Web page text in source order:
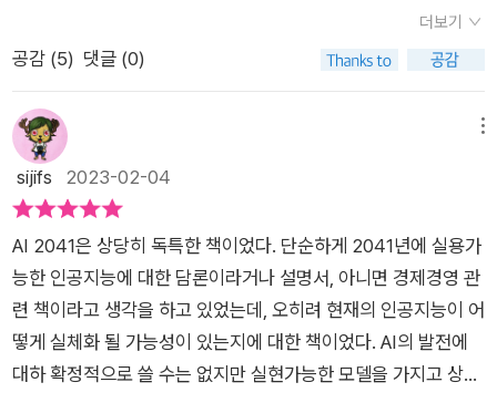
공지능 기술의 미래가 어떻게 전개될까 생각하다보면, “다음은
무엇인가?” “다음엔 무엇이 올 것인가?”라는 질문을 안 할 수가
야기2023
것이고, 그렇기에 보험회사는 각종 생활 편의 및 건강 정보를 통
해 가입자가 보험료를 청구하지 않을 상황으로 이끌어가는 상황
이 발생하는 것이다. 그와 함께 불가촉천민인 사헤지에 대한 보험
회사의 판단이 눈길을 끌었다. 인간이 아닌 기계가 차별을 한다?
인공지능이 차별 기능을 가지고 있다? 물론 이 모든 정보를 입력
하고 만든 것은 인간이다. 미래사회 속 AI 조차 인간처럼 차별과
불공평을 답습하는 상황을 보니 몸서리가 쳐졌다. 이 상황은 비단
1장뿐 아니라 4장이나 다른 장에서도 마주할 수 있다. ​ 코로나19
로 가족을 잃은 천난은 지금도 코로나 트라우마로 인한 질병공포
증에 시달리며 3년 넘게 집 밖 출입을 하지 않고 있다. 게임을 통
해 만나게 된 브라질 남친인 가르시아 로자스와 사귄 지 2년이 되
었지만, 아직도 그들은 가상공간에서만 만났지 실제 만남을 가진
각해보게 된다. 과연 인공지능이 2041년까지 인간의 지능에 얼
마나 가깝게 도달할 수 있을 것인가에 대해서도 말이다. 사실
공지능 분야의 획기적인 상업용 기술들은 자세히 들어가면 일반
대중들이 이해하기 쉽지 않다. 우리도 모르는 인공지능 기술들이
이미 우리의 삶 곳곳에 영향을 미치고 있는 상태임에도 불구하고
말이다. 게다가 인공지능의 능력은 나날이 더 강화되어 지금은 4
시간 만에 체스를 배우고 인간을 이길 수 있는 수준에 이르렀다.
그러니 지금보다 인공지능이 더 많은 곳에 적용되었을 때 어떤 미
래가 펼쳐질 것인가에 대해서 알고 있어야 제대로 대비할 수 있을
것이다. 이 책은 인공지능에 관한 문외한들도 쉽고, 재미있게 읽
을 수 있도록 쓰였다. 20년 후 인공지능이 할 수 있는 일들을 바
다. 나는 현재 사용 가능한 기술들을 이용해 행복을 측정하는 세
가지 방법을 구상했다. 첫번째는 매우 간단하다. 그저 사람들에게
물으면 된다.<행복의 섬>에서 새로운 거주자들이 섬에 도착했
을 때 많은 질문에 답해야 했다., 질문을 던져서 사람들의 행복을
조사하는 것은 가장 신뢰할 만한 측정법일 수 있지만 많은 사람을
대상으로 그렇게 조사하는 것은 한계가 있으므로 다른 방법들도
놓았다. 누군가 할 수 있는 것, 누군가 해내야 하는 것들을 만들었
고, 보여주곤 한다.그결과 자본의 힘은 커졌으며,자본 권력이 이
세상에 생각났다. 기술과 혁신,진보는 서로 엮이면서, 새로운 자
본 가치를 만들어 냈고, 그 과정에서, 시대의 변화를 이글었다. 결
국 대한민국이 추구하는 것, 세상이 원하는 것이 무엇인지 이해한
시키는데 많은 기여를 했다는 것도 그 때 알게 되었다. 인공지능
에 대해서 기억이 가물가물할 때쯤에 AI2041이라는 책을 손에
대담한 예언을 전하고 있는 책이다. 이 책은 인공지능 전문가와
공상과학계의 신성이 함께 완성한 인공지능, 그리고 인류의 미래
에 대해서 논하는 책으로 최근 봤던 여러 책들 중에 흥미로웠던
책이 되겠다. 이 책은 뇌과학자로 심심하면 한번씩 등장하는 정재
승 교수님과 IT 현자 박태웅님, 그리고 투자의 귀재로 불리우는
레이 달리오가 강력히 추천하는 책인만큼 인공지능에 대한 식견
과 예언을 이 책을 통해서 제대로 이해할 수 있다. 도서 소개를 마
치면서대한민국이 발전하려면 20년 후는 되어야 할 것이라고 일
갈하는 분이 있는가 하면 사람이 하는 직업 중 절반 이상이 인공
들을 보면서 두려움에 떨었던 기억이 난다.그럼에도 과학, 인공지
능 , AI에 대한 지식를 알고 배우는 것에 관심을 두지 않았다.이
고 재미있는 책이다.과학자 + sf 소설가 두분이 만나서 내용을 구
성했다. 먼저 소설로 미래세계에 우리가 겪게 될 이야기를 보여주
고 그 이야기 바탕에 AI, 인공지능, 과학적 발달이 어떤식으로 이
과 10개의 과학적 지식을 습득하게 하게 되는 소설과 과학이라는
픽션과 논픽션이 주는 신묘함이 지식이 되는 순간을 경험하게 된
다.어렵던 과학적 용어를 소설을 통해 읽고 그리고 과학적 사실을
다시 한번 재확인 함으로써 어렵던 세계가 쉬운 현실로 다가오게
되는 것 같다.서특히 아주 먼 미래가 아닌 2041년을 배경으로 한
더보기
공감 (5) 댓글 (0)
sijifs 2023-02-04
AI 2041은 상당히 독특한 책이었다. 단순하게 2041년에 실용가
능한 인공지능에 대한 담론이라거나 설명서, 아니면 경제경영 관
련 책이라고 생각을 하고 있었는데, 오히려 현재의 인공지능이 어
떻게 실체화 될 가능성이 있는지에 대한 책이었다. AI의 발전에
대하 확정적으로 쓸 수는 없지만 실현가능한 모델을 가지고 상상